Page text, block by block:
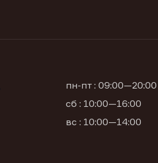
пн-пт : 09:00—20:00
сб : 10:00—16:00
вс : 10:00—14:00